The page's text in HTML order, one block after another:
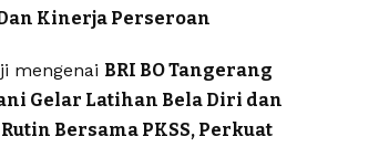
Kinerja Perseroan
mengenai BRI BO Tangerang
Gelar Latihan Bela Diri dan
Bersama PKSS, Perkuat